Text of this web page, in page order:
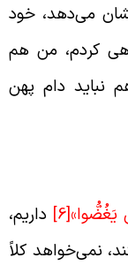
می‌دهد، خود
کردم، من هم
دام پهن
[6]
داریم،
نمی‌خواهد کلاً